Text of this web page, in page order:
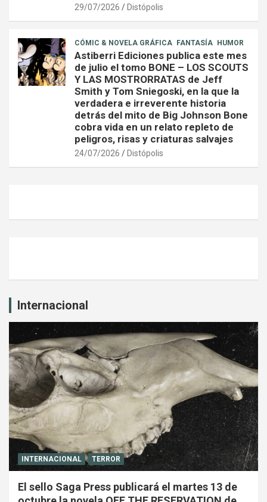
29/07/2026 Distópolis
CÓMIC & NOVELA GRÁFICA FANTASÍA HUMOR
Astiberri Ediciones publica este mes
de julio el tomo BONE – LOS SCOUTS
Y LAS MOSTRORRATAS de Jeff
Smith y Tom Sniegoski, en la que la
verdadera e irreverente historia
detrás del mito de Big Johnson Bone
cobra vida en un relato repleto de
peligros, risas y criaturas salvajes
24/07/2026 Distópolis
Internacional
INTERNACIONAL TERROR
El sello Saga Press publicará el martes 13 de